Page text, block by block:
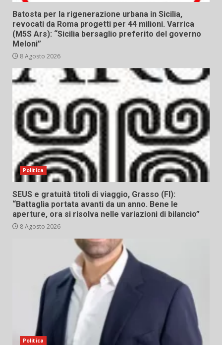
Batosta per la rigenerazione urbana in Sicilia,
revocati da Roma progetti per 44 milioni. Varrica
(M5S Ars): “Sicilia bersaglio preferito del governo
Meloni”
8 Agosto 2026
Politica
SEUS e gratuità titoli di viaggio, Grasso (FI):
“Battaglia portata avanti da un anno. Bene le
aperture, ora si risolva nelle variazioni di bilancio”
8 Agosto 2026
Politica